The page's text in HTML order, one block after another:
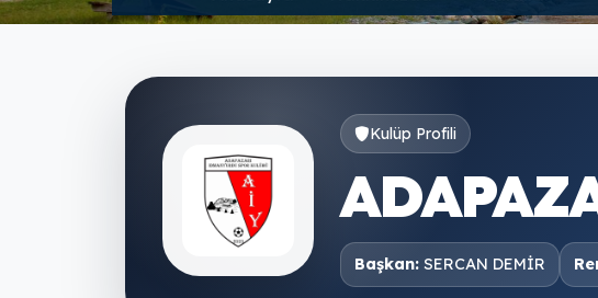
Kulüp Profili
Başkan: SERCAN DEMİR